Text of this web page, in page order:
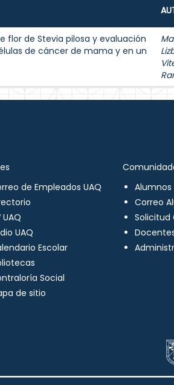
flor de Stevia pilosa y evaluación
de cáncer de mama y en un
de Empleados UAQ
UAQ
UAQ
Escolar
Social
de sitio
Alumnos
Correo
Solicitud